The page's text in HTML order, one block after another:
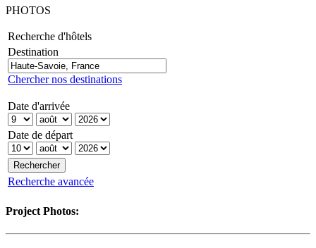
PHOTOS
Recherche d'hôtels
Destination
Chercher nos destinations
Date d'arrivée
Date de départ
Recherche avancée
Project Photos: